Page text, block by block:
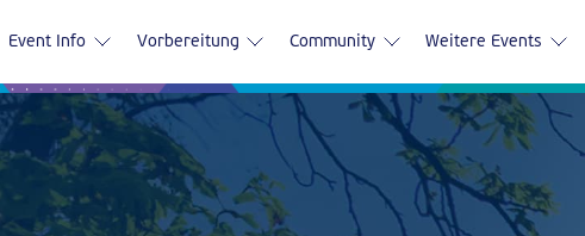
Event Info Vorbereitung Community Weitere Events